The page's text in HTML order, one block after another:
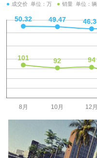
成交价 单位：万 销量 单位：辆